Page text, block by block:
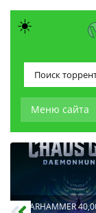
Меню сайта
WARHAMMER
☀️